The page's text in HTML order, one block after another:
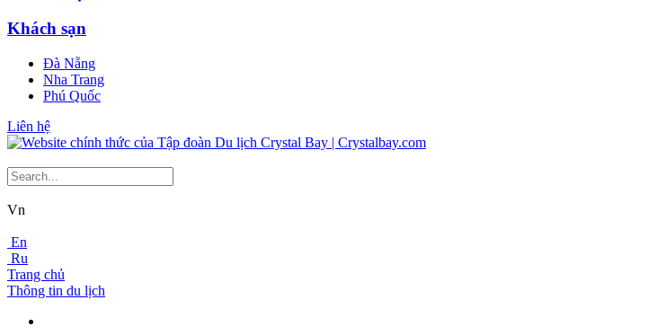
Khách sạn
Đà Nẵng
Nha Trang
Phú Quốc
Liên hệ
Vn
En
Ru
Trang chủ
Thông tin du lịch